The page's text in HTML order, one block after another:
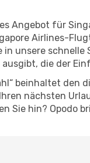
Angebot für
Airlines-
in unsere
die der
beinhaltet
nächsten
Sie hin? Opodo